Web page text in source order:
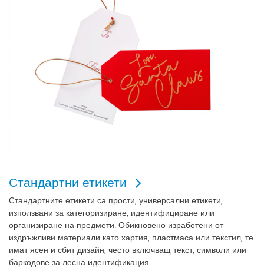
Стандартни етикети
Стандартните етикети са прости, универсални етикети,
използвани за категоризиране, идентифициране или
организиране на предмети. Обикновено изработени от
издръжливи материали като хартия, пластмаса или текстил, те
имат ясен и сбит дизайн, често включващ текст, символи или
баркодове за лесна идентификация.